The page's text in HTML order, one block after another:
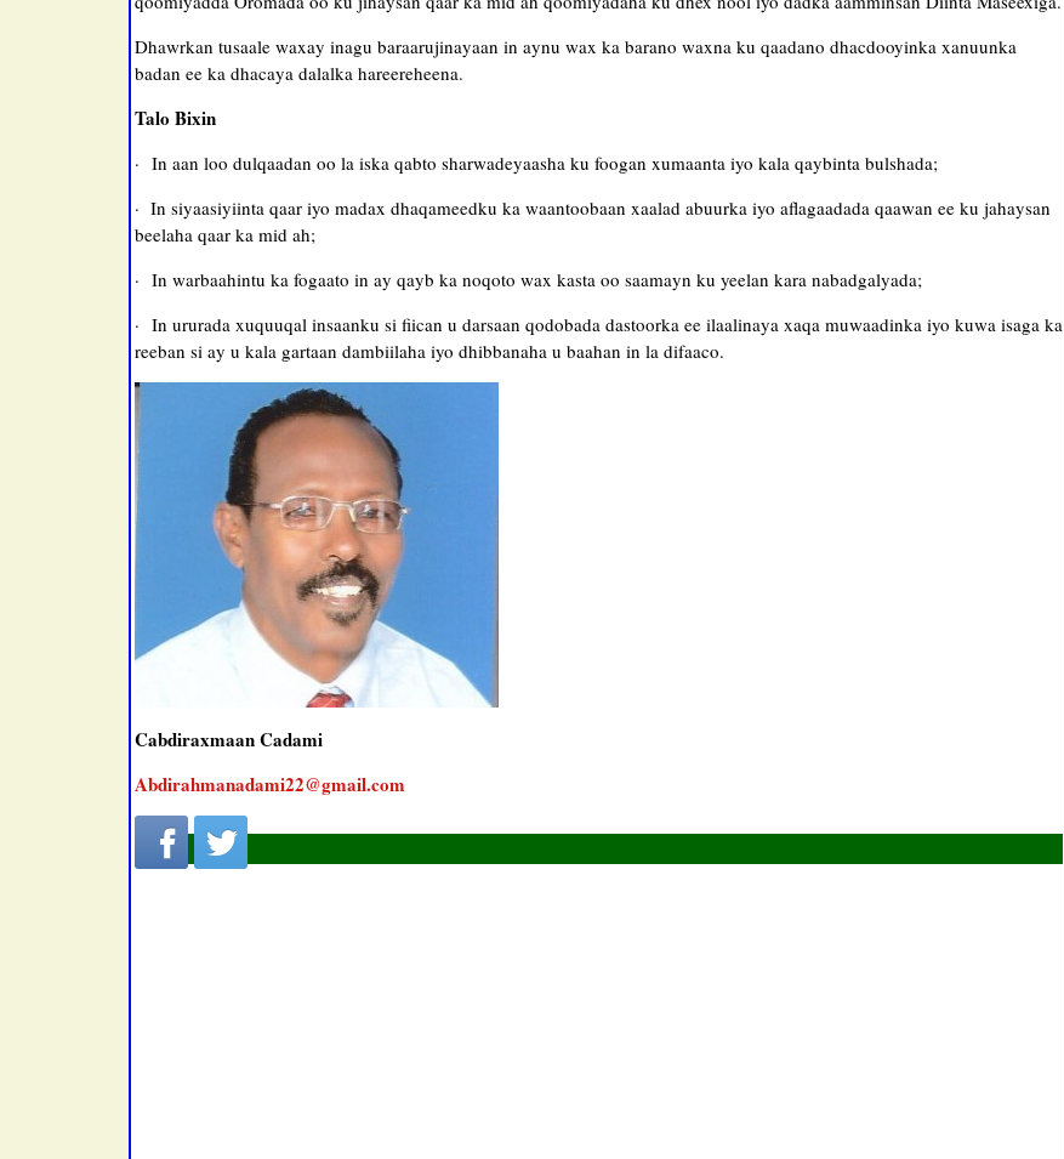
Dhawrkan tusaale waxay inagu baraarujinayaan in aynu wax ka barano waxna ku qaadano dhacdooyinka xanuunka
badan ee ka dhacaya dalalka hareereheena.
Talo Bixin
· In aan loo dulqaadan oo la iska qabto sharwadeyaasha ku foogan xumaanta iyo kala qaybinta bulshada;
· In siyaasiyiinta qaar iyo madax dhaqameedku ka waantoobaan xaalad abuurka iyo aflagaadada qaawan ee ku jahaysan
beelaha qaar ka mid ah;
· In warbaahintu ka fogaato in ay qayb ka noqoto wax kasta oo saamayn ku yeelan kara nabadgalyada;
· In ururada xuquuqal insaanku si fiican u darsaan qodobada dastoorka ee ilaalinaya xaqa muwaadinka iyo kuwa isaga ka
reeban si ay u kala gartaan dambiilaha iyo dhibbanaha u baahan in la difaaco.
Cabdiraxmaan Cadami
Abdirahmanadami22@gmail.com